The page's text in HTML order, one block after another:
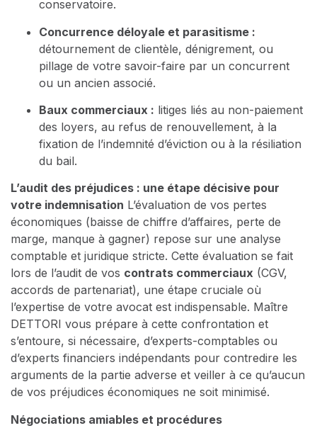
conservatoire.
Concurrence déloyale et parasitisme :
détournement de clientèle, dénigrement, ou
pillage de votre savoir-faire par un concurrent
ou un ancien associé.
Baux commerciaux : litiges liés au non-paiement
des loyers, au refus de renouvellement, à la
fixation de l’indemnité d’éviction ou à la résiliation
du bail.
L’audit des préjudices : une étape décisive pour
votre indemnisation L’évaluation de vos pertes
économiques (baisse de chiffre d’affaires, perte de
marge, manque à gagner) repose sur une analyse
comptable et juridique stricte. Cette évaluation se fait
lors de l’audit de vos contrats commerciaux (CGV,
accords de partenariat), une étape cruciale où
l’expertise de votre avocat est indispensable. Maître
DETTORI vous prépare à cette confrontation et
s’entoure, si nécessaire, d’experts-comptables ou
d’experts financiers indépendants pour contredire les
arguments de la partie adverse et veiller à ce qu’aucun
de vos préjudices économiques ne soit minimisé.
Négociations amiables et procédures